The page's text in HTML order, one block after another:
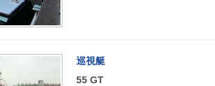
巡視艇
55 GT